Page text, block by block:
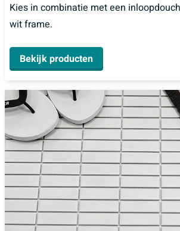
Kies in combinatie met een
wit frame.
Bekijk producten